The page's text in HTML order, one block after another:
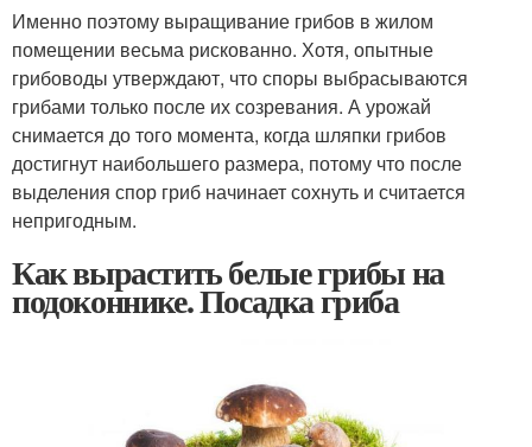
Именно поэтому выращивание грибов в жилом
помещении весьма рискованно. Хотя, опытные
грибоводы утверждают, что споры выбрасываются
грибами только после их созревания. А урожай
снимается до того момента, когда шляпки грибов
достигнут наибольшего размера, потому что после
выделения спор гриб начинает сохнуть и считается
непригодным.
Как вырастить белые грибы на
подоконнике. Посадка гриба